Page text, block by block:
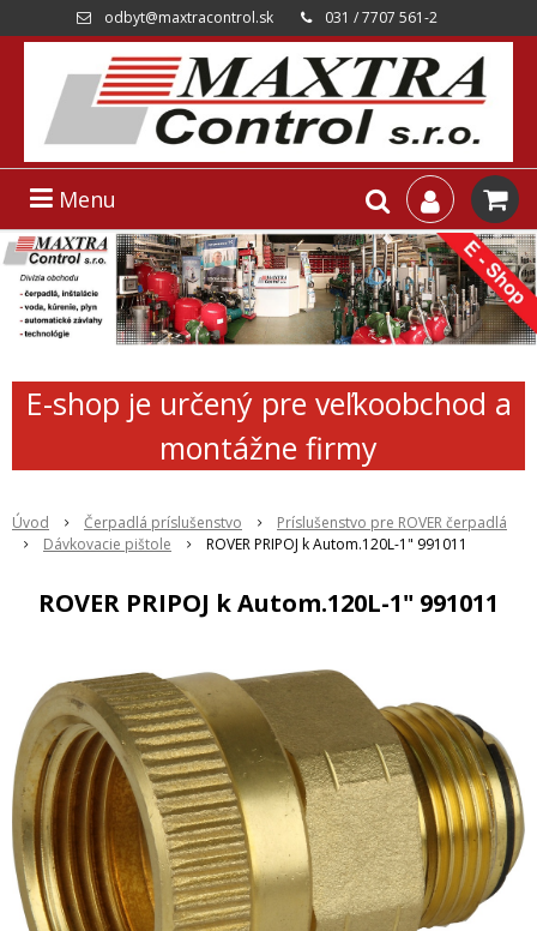
odbyt@maxtracontrol.sk 031 / 7707 561-2
Menu
E-shop je určený pre veľkoobchod a
montážne firmy
Úvod Čerpadlá príslušenstvo
Príslušenstvo pre ROVER čerpadlá
Dávkovacie pištole
ROVER PRIPOJ k Autom.120L-1" 991011
ROVER PRIPOJ k Autom.120L-1" 991011